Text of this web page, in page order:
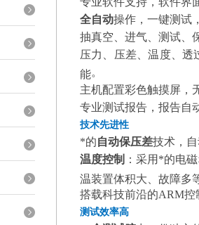
全自动操作，一键测试
抽真空、进气、测试、
压力、压差、温度、透
能。
主机配置彩色触摸屏 ，
专业测试报告，报告自
技术先进性
*的自动保压差技术，
温度控制 ：采用*的电
温装置体积大、故障多
搭载科技前沿的ARM控
测试效率高